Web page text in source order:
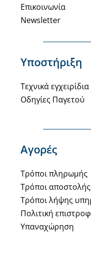
Επικοινωνία
Newsletter
Υποστήριξη
Τεχνικά εγχειρίδια
Οδηγίες Παγετού
Αγορές
Τρόποι πληρωμής
Τρόποι αποστολής
Τρόποι λήψης
Πολιτική
Υπαναχώρηση